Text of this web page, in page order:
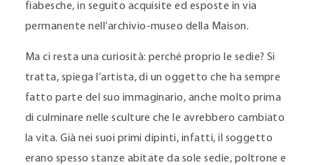
fiabesche, in seguito acquisite ed esposte in via
permanente nell’archivio-museo della Maison.
Ma ci resta una curiosità: perché proprio le sedie? Si
tratta, spiega l’artista, di un oggetto che ha sempre
fatto parte del suo immaginario, anche molto prima
di culminare nelle sculture che le avrebbero cambiato
la vita. Già nei suoi primi dipinti, infatti, il soggetto
erano spesso stanze abitate da sole sedie, poltrone e